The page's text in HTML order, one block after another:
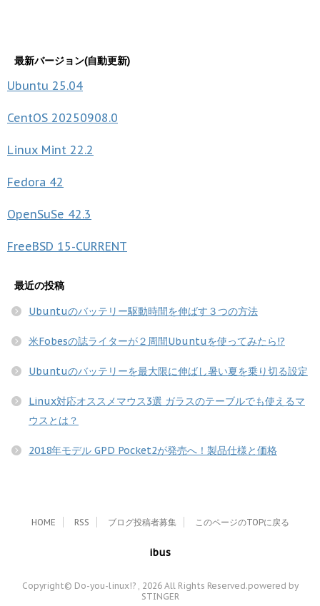
最新バージョン(自動更新)
Ubuntu 25.04
CentOS 20250908.0
Linux Mint 22.2
Fedora 42
OpenSuSe 42.3
FreeBSD 15-CURRENT
最近の投稿
Ubuntuのバッテリー駆動時間を伸ばす３つの方法
米Fobesの誌ライターが２周間Ubuntuを使ってみたら!?
Ubuntuのバッテリーを最大限に伸ばし暑い夏を乗り切る設定
Linux対応オススメマウス3選 ガラスのテーブルでも使えるマ
ウスとは？
2018年モデル GPD Pocket2が発売へ！製品仕様と価格
HOME RSS ブログ投稿者募集 このページのTOPに戻る
ibus
Copyright© Do-you-linux!? , 2026 All Rights Reserved.powered by
STINGER